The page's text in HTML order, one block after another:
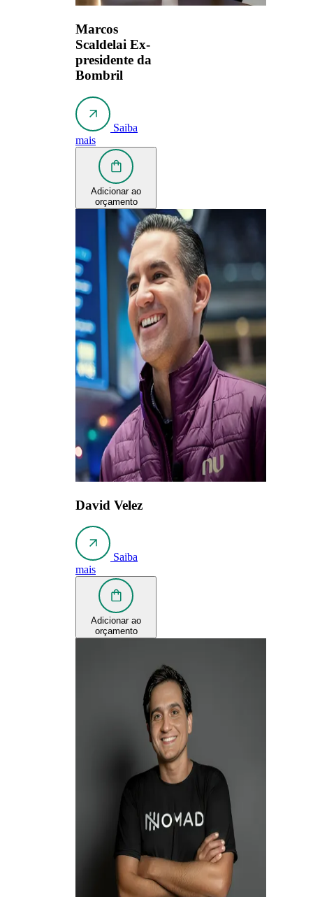
Marcos
Scaldelai Ex-
presidente da
Bombril
Saiba
mais
Adicionar ao
orçamento
David Velez
Saiba
mais
Adicionar ao
orçamento